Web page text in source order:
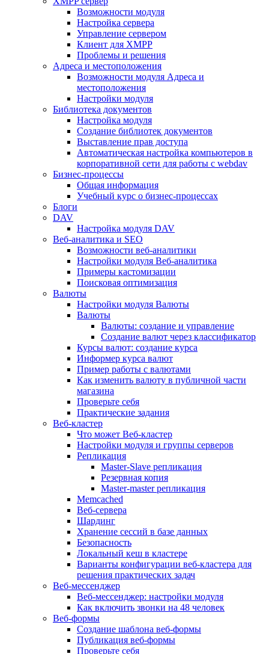
Возможности модуля
Настройка сервера
Управление сервером
Клиент для XMPP
Проблемы и решения
Адреса и местоположения
Возможности модуля Адреса и
местоположения
Настройки модуля
Библиотека документов
Настройка модуля
Создание библиотек документов
Выставление прав доступа
Автоматическая настройка компьютеров в
корпоративной сети для работы с webdav
Бизнес-процессы
Общая информация
Учебный курс о бизнес-процессах
Блоги
DAV
Настройка модуля DAV
Веб-аналитика и SEO
Возможности веб-аналитики
Настройки модуля Веб-аналитика
Примеры кастомизации
Поисковая оптимизация
Валюты
Настройки модуля Валюты
Валюты
Валюты: создание и управление
Создание валют через классификатор
Курсы валют: создание курса
Информер курса валют
Пример работы с валютами
Как изменить валюту в публичной части
магазина
Проверьте себя
Практические задания
Веб-кластер
Что может Веб-кластер
Настройки модуля и группы серверов
Репликация
Master-Slave репликация
Резервная копия
Master-master репликация
Memcached
Веб-сервера
Шардинг
Хранение сессий в базе данных
Безопасность
Локальный кеш в кластере
Варианты конфигурации веб-кластера для
решения практических задач
Веб-мессенджер
Веб-мессенджер: настройки модуля
Как включить звонки на 48 человек
Веб-формы
Создание шаблона веб-формы
Публикация веб-формы
Проверьте себя